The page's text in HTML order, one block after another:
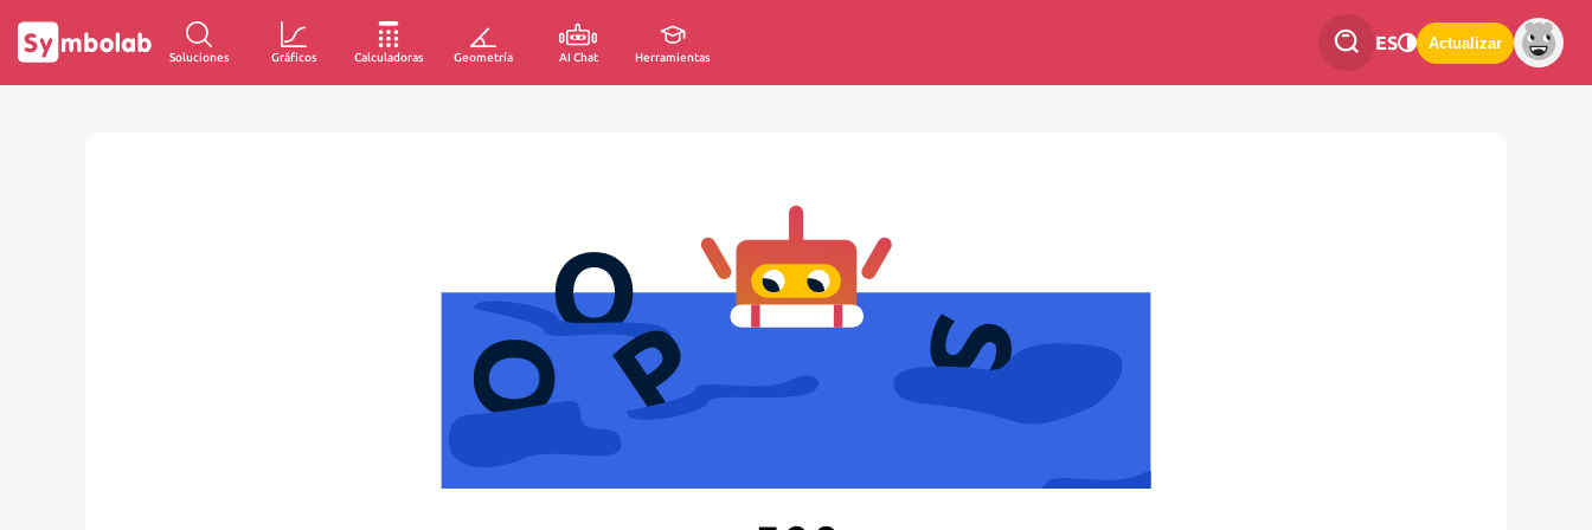
Soluciones Gráficos Calculadoras Geometría AI Chat Herramientas
ES Actualizar